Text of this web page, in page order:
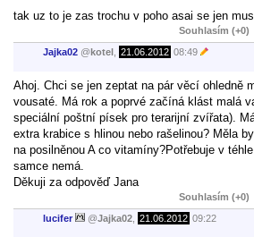
tak uz to je zas trochu v poho asai se jen
Souhlasím (+0)
Jajka02 @kotel 21.06.2012 08:49
Ahoj. Chci se jen zeptat na pár věcí ohledně
vousaté. Má rok a poprvé začíná klást malá
speciální poštní písek pro terarijní zvířata).
extra krabice s hlinou nebo rašelinou? Měla
na posilněnou A co vitamíny?Potřebuje v
samce nemá.
Děkuji za odpověď Jana
Souhlasím (+0)
lucifer @Jajka02 21.06.2012 09:22